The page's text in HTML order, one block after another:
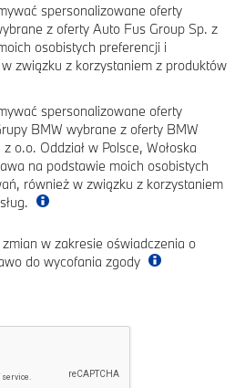
spersonalizowane oferty
z oferty Auto Fus Group Sp. z
osobistych preferencji i
związku z korzystaniem z produktów
spersonalizowane oferty
BMW wybrane z oferty BMW
o.o. Oddział w Polsce, Wołoska
na podstawie moich osobistych
również w związku z korzystaniem
w zakresie oświadczenia o
do wycofania zgody